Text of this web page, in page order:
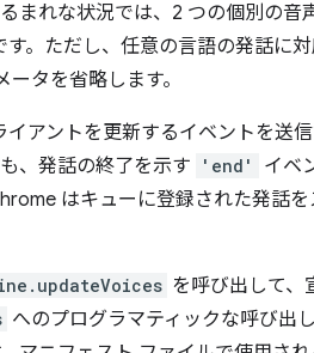
まれな状況では、2 つの個別の音
。ただし、任意の言語の発話に
ータを省略します。
アントを更新するイベントを送
、発話の終了を示す 'end'
イベ
はキューに登録された発話
を呼び出して、
へのプログラマティックな呼び出